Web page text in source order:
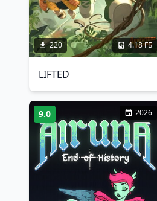
220 4.18 ГБ
LIFTED
9.0 2026